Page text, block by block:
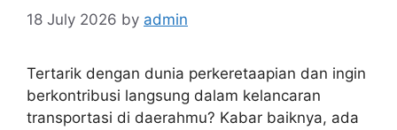
18 July 2026 by admin
Tertarik dengan dunia perkeretaapian dan ingin
berkontribusi langsung dalam kelancaran
transportasi di daerahmu? Kabar baiknya, ada